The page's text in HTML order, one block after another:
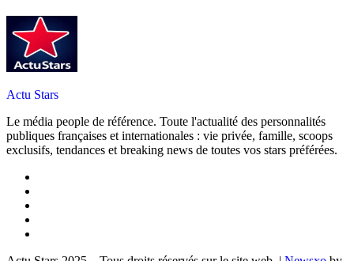
Actu Stars
Le média people de référence. Toute l'actualité des personnalités
publiques françaises et internationales : vie privée, famille, scoops
exclusifs, tendances et breaking news de toutes vos stars préférées.